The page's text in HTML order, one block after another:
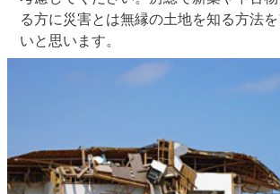
る方に災害とは無縁の土地を知る方法
いと思います。